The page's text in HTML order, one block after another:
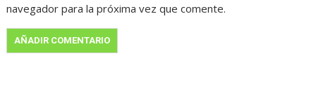
navegador para la próxima vez que comente.